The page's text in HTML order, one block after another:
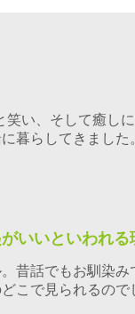
い、そして癒し
暮らしてきまし
いいといわれる
昔話でもお馴染
こで見られるの